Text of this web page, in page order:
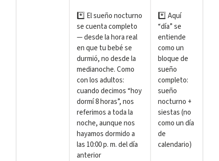
*️⃣ El sueño nocturno
se cuenta completo
— desde la hora real
en que tu bebé se
durmió, no desde la
medianoche. Como
con los adultos:
cuando decimos “hoy
dormí 8 horas”, nos
referimos a toda la
noche, aunque nos
hayamos dormido a
las 10:00 p. m. del día
anterior
*️⃣ Aquí
“día” se
entiende
como un
bloque de
sueño
completo:
sueño
nocturno +
siestas (no
como un día
de
calendario)